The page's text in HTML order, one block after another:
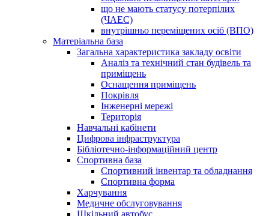
що не мають статусу потерпілих
(ЧАЕС)
внутрішньо переміщених осіб (ВПО)
Матеріальна база
Загальна характеристика закладу освіти
Аналіз та технічний стан будівель та
приміщень
Оснащення приміщень
Покрівля
Інженерні мережі
Територія
Навчальні кабінети
Цифрова інфраструктура
Бібліотечно-інформаційний центр
Спортивна база
Спортивний інвентар та обладнання
Спортивна форма
Харчування
Медичне обслуговування
Шкільний автобус